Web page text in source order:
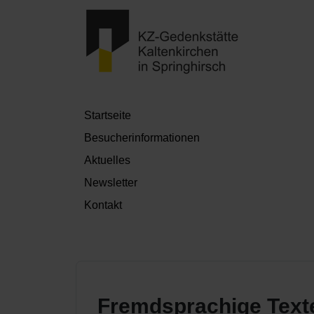
Startseite
Besucherinformationen
Aktuelles
Newsletter
Kontakt
Fremdsprachige